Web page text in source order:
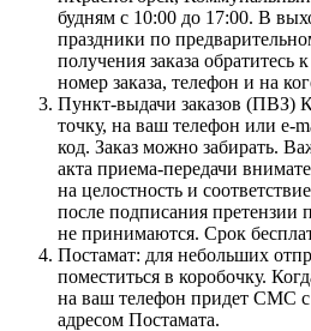
будням с 10:00 до 17:00. В
праздники по
получения заказа обратитесь
номер заказа, телефон и на
Пункт-выдачи заказов (ПВЗ)
точку, на ваш телефон или e-
код. Заказ можно забирать.
акта приема-передачи
на целостность и
после подписания претензии
не принимаются. Срок
Постамат: для небольших
поместиться в коробочку.
на ваш телефон придет СМС
адресом Постамата.